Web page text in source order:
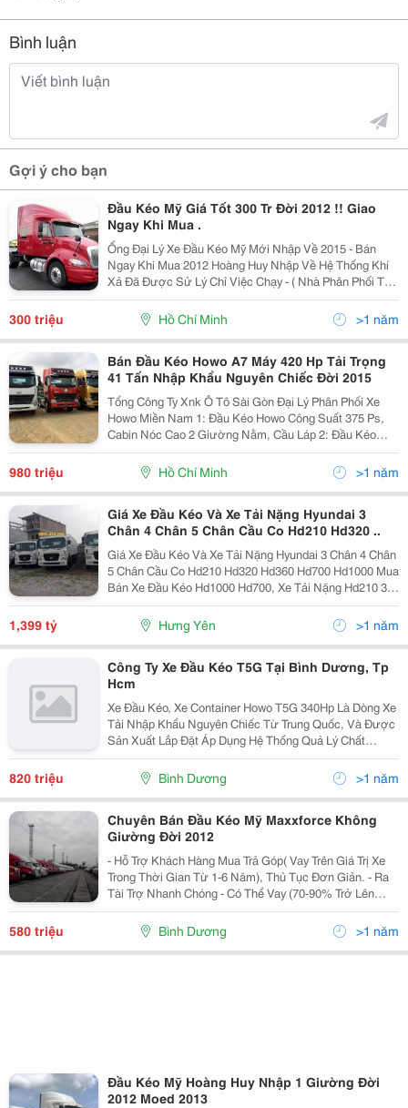
Bình luận
Gợi ý cho bạn
Đầu Kéo Mỹ Giá Tốt 300 Tr Đời 2012 !! Giao
Ngay Khi Mua .
Ổng Đại Lý Xe Đầu Kéo Mỹ Mới Nhập Về 2015 - Bán
Ngay Khi Mua 2012 Hoàng Huy Nhập Về Hệ Thống Khí
Xả Đã Được Sử Lý Chỉ Việc Chạy - ( Nhà Phân Phối Tại
Sài Gòn - Giá Rẻ Nhất Tp Hcm ) Liên Hệ Mua Xe Tại :
0986.011.421 Gặp Mr Chín
300 triệu Hồ Chí Minh >1 năm
Bán Đầu Kéo Howo A7 Máy 420 Hp Tải Trọng
41 Tấn Nhập Khẩu Nguyên Chiếc Đời 2015
Tổng Công Ty Xnk Ô Tô Sài Gòn Đại Lý Phân Phối Xe
Howo Miền Nam 1: Đầu Kéo Howo Công Suất 375 Ps,
Cabin Nóc Cao 2 Giường Nằm, Cầu Láp 2: Đầu Kéo
Công Suất 375 Ps, Cabin Nóc Thấp 1 Giường Nằm, Cầu
Láp 3: Đầu Kéo Công Suất 375 Ps, Cabin
980 triệu Hồ Chí Minh >1 năm
Giá Xe Đầu Kéo Và Xe Tải Nặng Hyundai 3
Chân 4 Chân 5 Chân Cầu Co Hd210 Hd320 ..
Giá Xe Đầu Kéo Và Xe Tải Nặng Hyundai 3 Chân 4 Chân
5 Chân Cầu Co Hd210 Hd320 Hd360 Hd700 Hd1000 Mua
Bán Xe Đầu Kéo Hd1000 Hd700, Xe Tải Nặng Hd210 3
Chân, Hd320 4 Chân, Hd360 5 Chân Hyundai Thaco Gọi
Mr Vương : 0965.416.256 Bán Xe Đầu Kéo Tải
1,399 tỷ Hưng Yên >1 năm
Công Ty Xe Đầu Kéo T5G Tại Bình Dương, Tp
Hcm
Xe Đầu Kéo, Xe Container Howo T5G 340Hp Là Dòng Xe
Tải Nhập Khẩu Nguyên Chiếc Từ Trung Quốc, Và Được
Sản Xuất Lắp Đặt Áp Dụng Hệ Thống Quả Lý Chất
Lượng Như Iso 9001:2000&Hellip; Do Đó Đây Là Một
Sản Phẩm Điển Hình Hội Tụ Đầy Đủ Nhiều Yếu Tố Từ
820 triệu Bình Dương >1 năm
Chuyên Bán Đầu Kéo Mỹ Maxxforce Không
Giường Đời 2012
- Hỗ Trợ Khách Hàng Mua Trả Góp( Vay Trên Giá Trị Xe
Trong Thời Gian Từ 1-6 Năm), Thủ Tục Đơn Giản. - Ra
Tài Trợ Nhanh Chóng - Có Thể Vay (70-90% Trở Lên
Giúp Khách Hàng, Lãi Suất Thấp) - Giao Xe Tận Nơi -
580 triệu Bình Dương >1 năm
Đầu Kéo Mỹ Hoàng Huy Nhập 1 Giường Đời
2012 Moed 2013